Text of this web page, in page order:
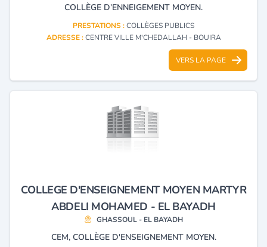
COLLÈGE D’ENNEIGEMENT MOYEN.
PRESTATIONS :COLLÈGES PUBLICS
ADRESSE :CENTRE VILLE M'CHEDALLAH - BOUIRA
VERS LA PAGE
COLLEGE D'ENSEIGNEMENT MOYEN MARTYR
ABDELI MOHAMED - EL BAYADH
GHASSOUL - EL BAYADH
CEM, COLLÈGE D'ENSEIGNEMENT MOYEN.